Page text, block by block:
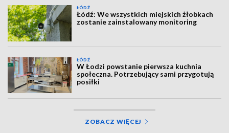
ŁÓDŹ
Łódź: We wszystkich miejskich żłobkach
zostanie zainstalowany monitoring
ŁÓDŹ
W Łodzi powstanie pierwsza kuchnia
społeczna. Potrzebujący sami przygotują
posiłki
ZOBACZ WIĘCEJ